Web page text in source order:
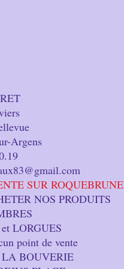
Argens
SUR ROQUEBRUNE
NOS PRODUITS
LORGUES
point de vente
LA BOUVERIE